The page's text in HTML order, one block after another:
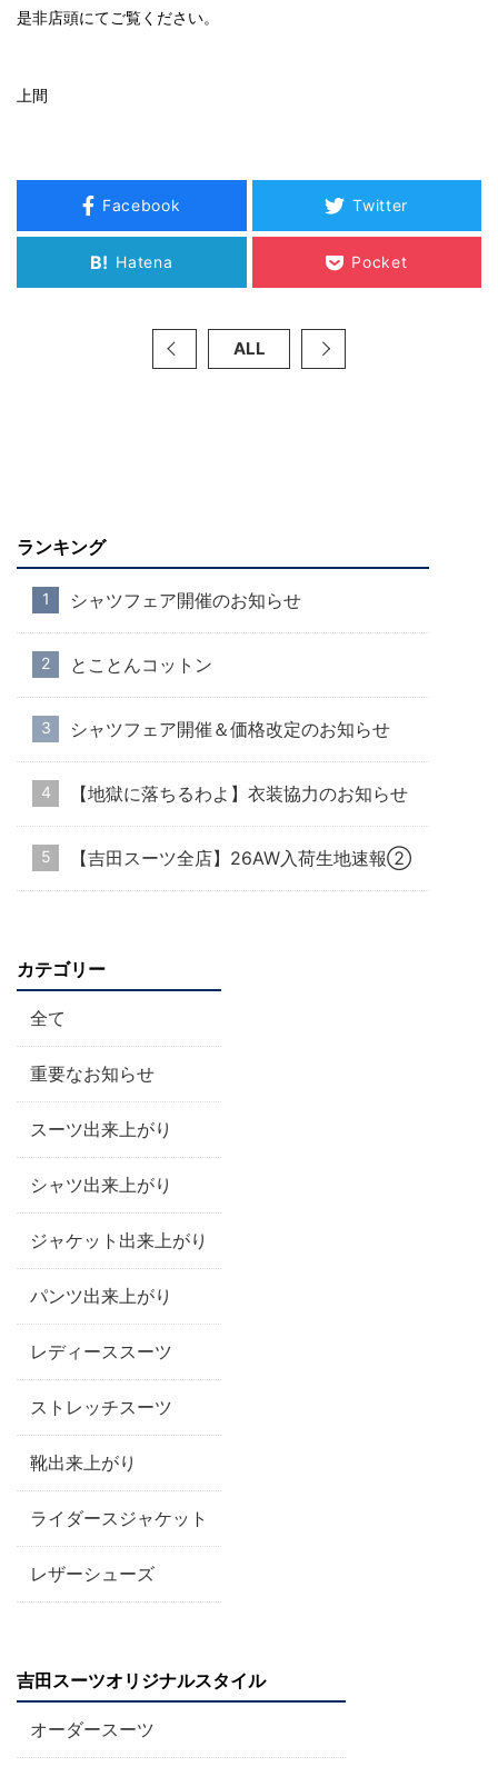
是非店頭にてご覧ください。
上間
Facebook Twitter
B! Hatena Pocket
ALL
ランキング
シャツフェア開催のお知らせ
とことんコットン
シャツフェア開催＆価格改定のお知らせ
【地獄に落ちるわよ】衣装協力のお知らせ
【吉田スーツ全店】26AW入荷生地速報②
カテゴリー
全て
重要なお知らせ
スーツ出来上がり
シャツ出来上がり
ジャケット出来上がり
パンツ出来上がり
レディーススーツ
ストレッチスーツ
靴出来上がり
ライダースジャケット
レザーシューズ
吉田スーツオリジナルスタイル
オーダースーツ